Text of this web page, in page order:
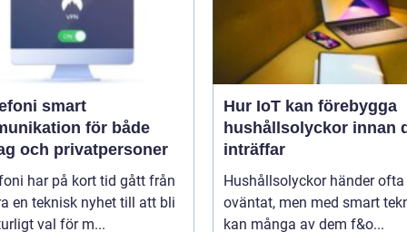
smart
för både
och privatpersoner
har på kort tid gått från
en teknisk nyhet till att bli
val för m...
Hur IoT kan förebygga
hushållsolyckor innan
inträffar
Hushållsolyckor händer ofta
oväntat, men med smart
kan många av dem f&o...